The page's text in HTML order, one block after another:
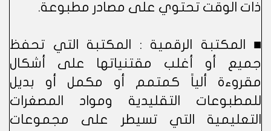
ذات الوقت تحتوي على مصادر مطبوعة.
■ المكتبة الرقمية : المكتبة التي تحفظ
جميع أو أغلب مقتنياتها على أشكال
مقروءة ألياً كمتمم أو مكمل أو بديل
للمطبوعات التقليدية ومواد المصغرات
التعليمية التي تسيطر على مجموعات